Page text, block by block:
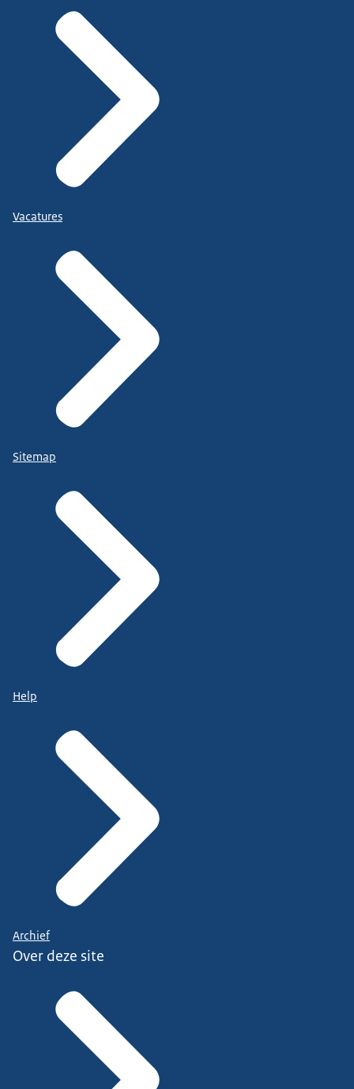
Vacatures
Sitemap
Help
Archief
Over deze site